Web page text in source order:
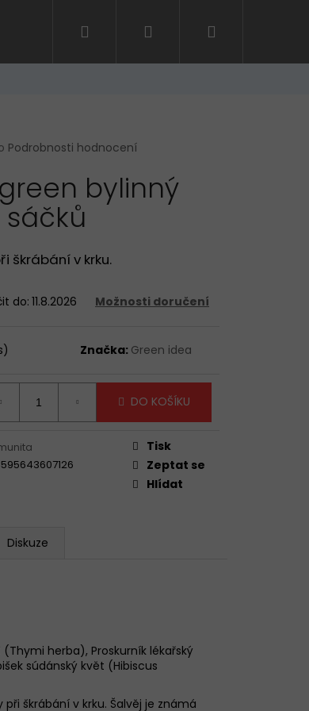
Kontakt Přihlášení
Podrobnosti hodnocení
bylinný
škrábání v krku.
do: 11.8.2026 Možnosti doručení
Značka: Green idea
DO KOŠÍKU
Tisk
Zeptat se
Hlídat
Diskuze
herba), Proskurník lékařský
súdánský květ (Hibiscus
škrábání v krku. Šalvěj je známá
Následující
& POMERANČ